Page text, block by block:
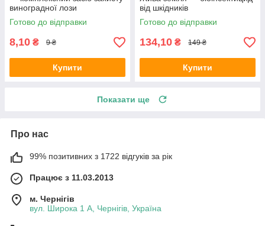
виноградної лози
Готово до відправки
8,10 ₴ 9 ₴
Купити
від шкідників
Готово до відправки
134,10 ₴ 149 ₴
Купити
Показати ще
Про нас
99% позитивних з 1722 відгуків за рік
Працює з 11.03.2013
м. Чернігів
вул. Широка 1 А, Чернігів, Україна